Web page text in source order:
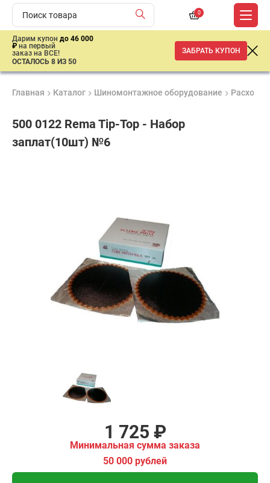
0
Дарим купон до 46 000
₽ на первый
заказ на ВСЕ!
ОСТАЛОСЬ 8 ИЗ 50
ЗАБРАТЬ КУПОН
Главная Каталог Шиномонтажное оборудование
500 0122 Rema Tip-Top - Набор
заплат(10шт) №6
1 725 ₽
Минимальная сумма заказа
50 000 рублей
В кредит от 58 руб/мес